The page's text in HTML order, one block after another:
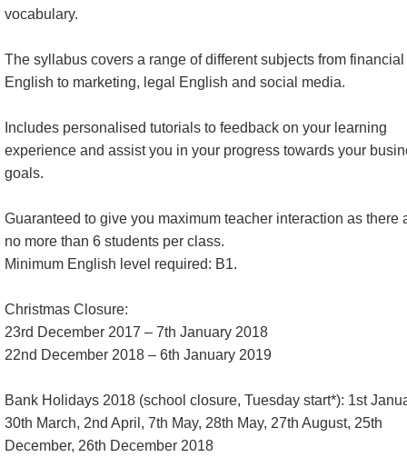
vocabulary.
The syllabus covers a range of different subjects from financial
English to marketing, legal English and social media.
Includes personalised tutorials to feedback on your learning
experience and assist you in your progress towards your
goals.
Guaranteed to give you maximum teacher interaction as there
no more than 6 students per class.
Minimum English level required: B1.
Christmas Closure:
23rd December 2017 – 7th January 2018
22nd December 2018 – 6th January 2019
Bank Holidays 2018 (school closure, Tuesday start*): 1st
30th March, 2nd April, 7th May, 28th May, 27th August, 25th
December, 26th December 2018